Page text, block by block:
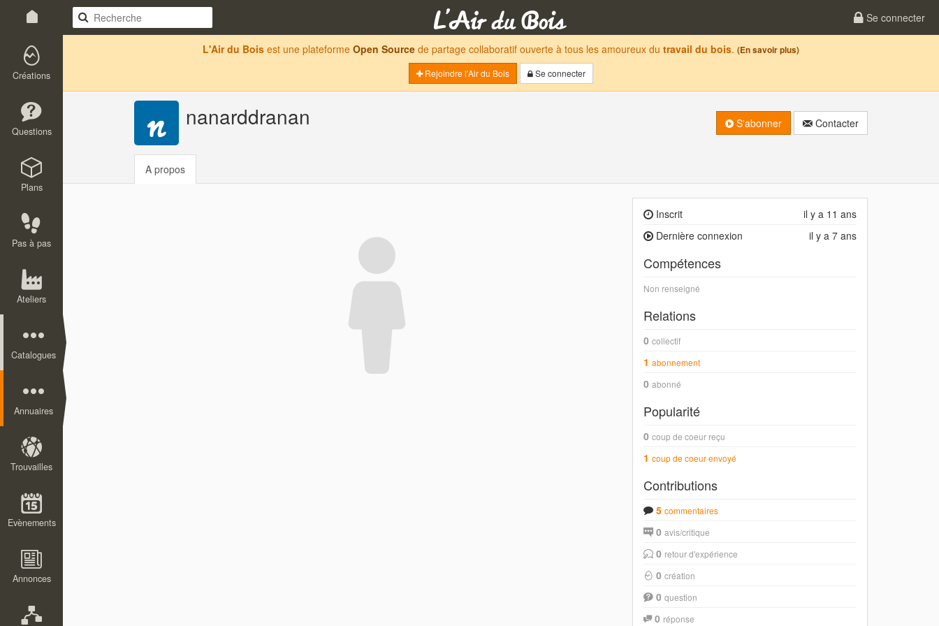
Se connecter
Créations
Questions
Plans
Pas à pas
Ateliers
Catalogues
Annuaires
Trouvailles
Evènements
Annonces
L'Air du Bois est une plateforme Open Source de partage collaboratif ouverte à tous les amoureux du travail du bois. (En savoir plus)
Rejoindre l'Air du Bois
Se connecter
nanarddranan S'abonner Contacter
A propos
il y a 11 ans
Inscrit
il y a 7 ans
Dernière connexion
Compétences
Non renseigné
Relations
0 collectif
1 abonnement
0 abonné
Popularité
0 coup de coeur reçu
1 coup de coeur envoyé
Contributions
5 commentaires
0 avis/critique
0 retour d'expérience
0 création
0 question
0 réponse